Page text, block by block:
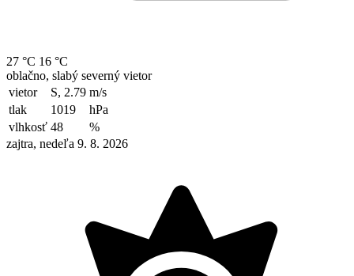
27 °C 16 °C
oblačno, slabý severný vietor
vietor
S, 2.79 m/s
tlak
1019
hPa
vlhkosť 48
%
zajtra, nedeľa 9. 8. 2026